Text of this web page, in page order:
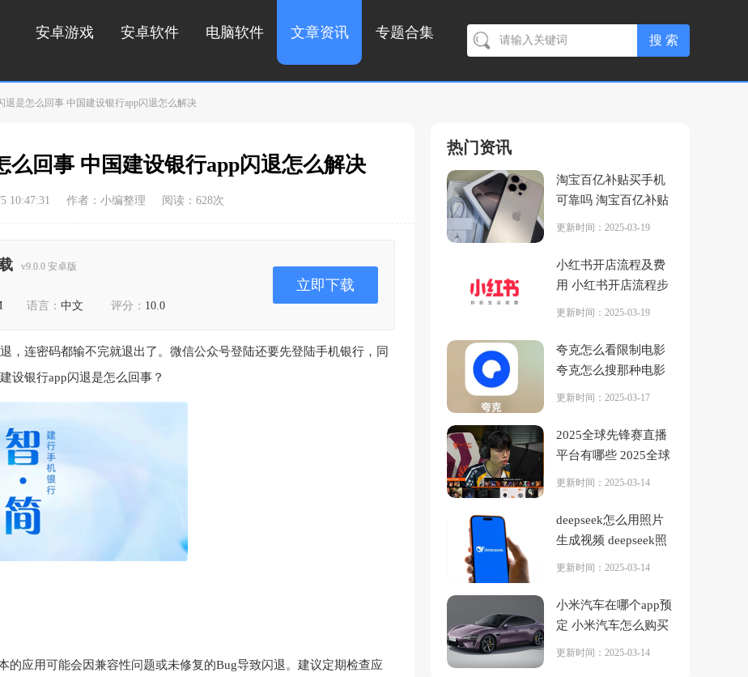
安卓游戏 安卓软件 电脑软件 文章资讯 专题合集
退是怎么回事 中国建设银行app闪退怎么解决
么回事 中国建设银行app闪退怎么解决
10:47:31 作者：小编整理 阅读： 628次
v9.0.0 安卓版
语言： 中文 评分： 10.0
立即下载
，连密码都输不完就退出了。微信公众号登陆还要先登陆手机银行，同
设银行app闪退是怎么回事？
的应用可能会因兼容性问题或未修复的Bug导致闪退。建议定期检查应
热门资讯
淘宝百亿补贴买手机
可靠吗 淘宝百亿补贴
买手机多久可以买第
更新时间：2025-03-19
小红书开店流程及费
用 小红书开店流程步
更新时间：2025-03-19
夸克怎么看限制电影
夸克怎么搜那种电影
更新时间：2025-03-17
2025全球先锋赛直播
平台有哪些 2025全球
先锋赛在哪看
更新时间：2025-03-14
deepseek怎么用照片
生成视频 deepseek照
片生成视频教程图解
更新时间：2025-03-14
小米汽车在哪个app预
定 小米汽车怎么购买
更新时间：2025-03-14